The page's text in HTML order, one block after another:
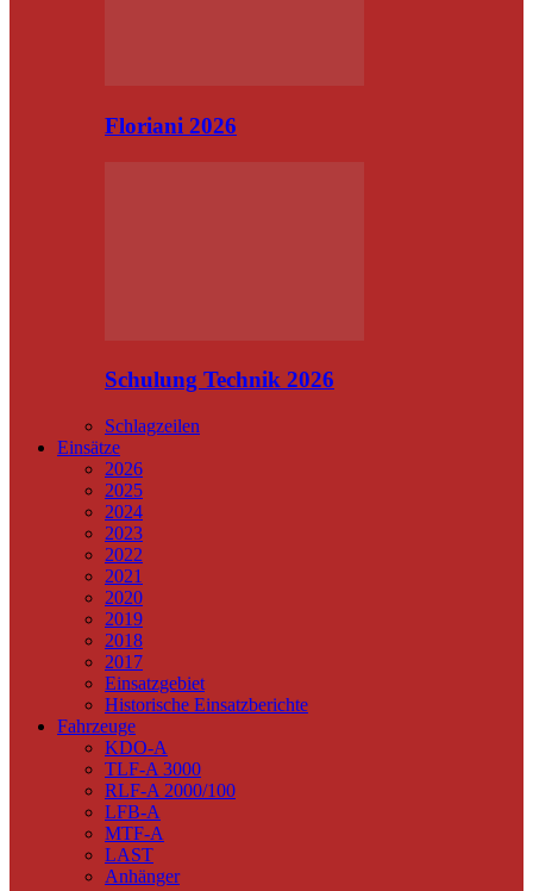
Floriani 2026
Schulung Technik 2026
Schlagzeilen
Einsätze
2026
2025
2024
2023
2022
2021
2020
2019
2018
2017
Einsatzgebiet
Historische Einsatzberichte
Fahrzeuge
KDO-A
TLF-A 3000
RLF-A 2000/100
LFB-A
MTF-A
LAST
Anhänger